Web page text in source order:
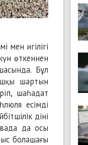
игілігі
өткеннен
Бұл
шартын
шаһадат
есімді
діні
да осы
болашағы